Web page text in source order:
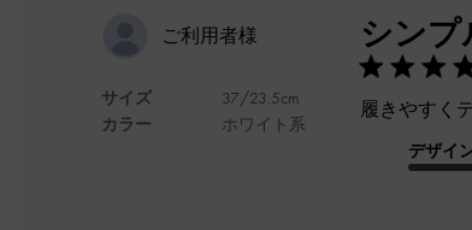
ご利用者様
サイズ
カラー
37/23.5cm
ホワイト系
シンプ
履きやすく
デザイ